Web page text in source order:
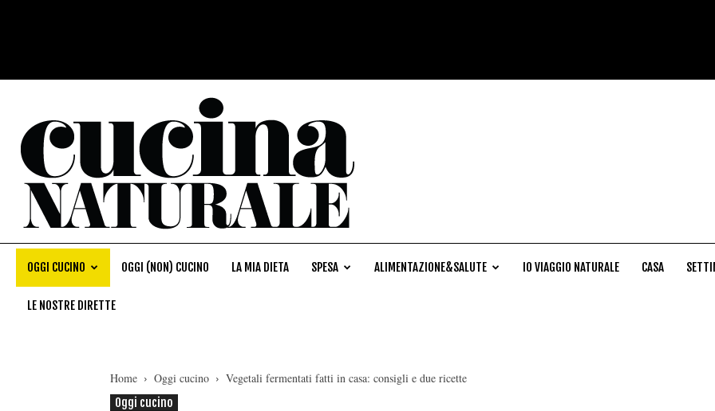
OGGI CUCINO OGGI (NON) CUCINO LA MIA DIETA SPESA ALIMENTAZIONE&SALUTE IO VIAGGIO NATURALE CASA
LE NOSTRE DIRETTE
Home Oggi cucino
Vegetali fermentati fatti in casa: consigli e due ricette
Oggi cucino